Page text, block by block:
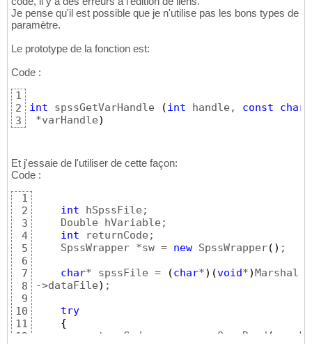
Je pense qu'il est possible que je n'utilise pas les bons types de
paramètre.
Le prototype de la fonction est:
Code :
1
2
3
int spssGetVarHandle (int handle, const char
*varHandle)
Et j'essaie de l'utiliser de cette façon:
Code :
1
2
3
4
5
6
7
8
9
10
11
12
int hSpssFile;
    Double hVariable;
int returnCode;
    SpssWrapper *sw =
new SpssWrapper( ) ;
char* spssFile = (char*) (void*)
->dataFile) ;
try
{
        returnCode = sw->spssOpenRead
(